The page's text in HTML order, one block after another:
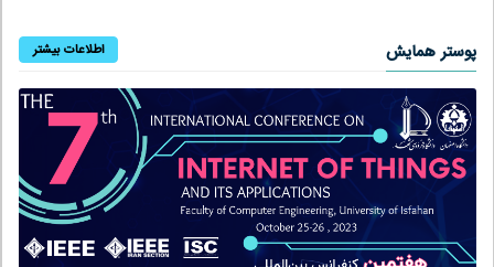
پوستر همایش اطلاعات بیشتر